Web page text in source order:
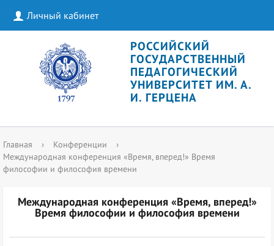
Личный кабинет
РОССИЙСКИЙ
ГОСУДАРСТВЕННЫЙ
ПЕДАГОГИЧЕСКИЙ
УНИВЕРСИТЕТ ИМ. А.
И. ГЕРЦЕНА
Главная › Конференции
›
Международная конференция «Время, вперед!» Время
философии и философия времени
Международная конференция «Время, вперед!»
Время философии и философия времени